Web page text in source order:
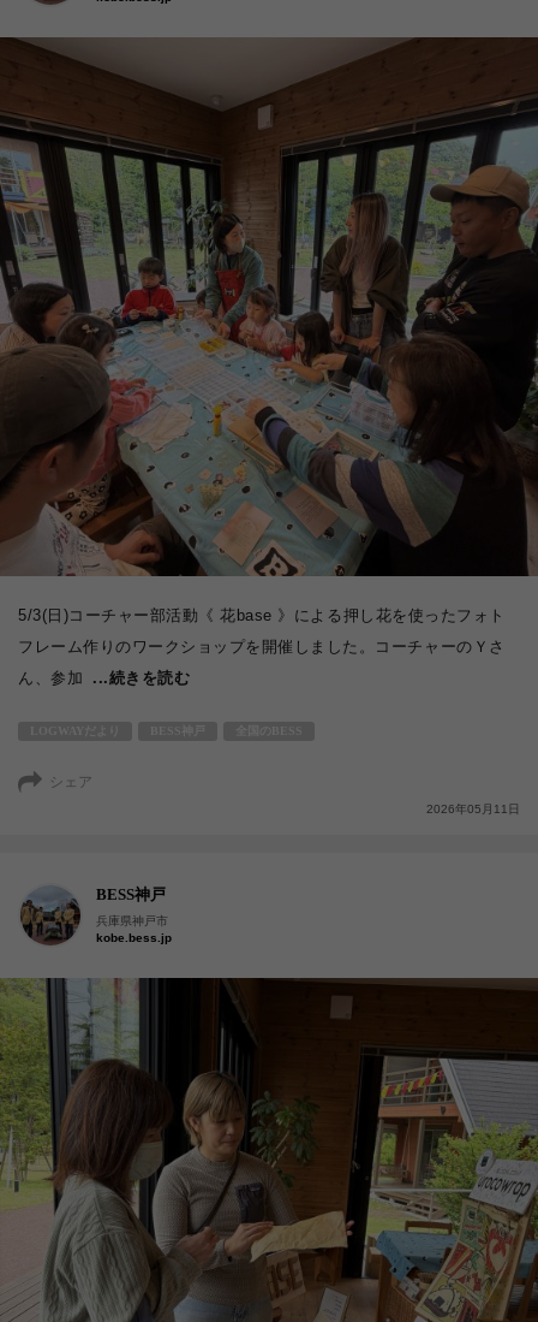
5/3(日)コーチャー部活動《 花base 》による押し花を使ったフォト
フレーム作りのワークショップを開催しました。コーチャーのＹさ
ん、参加
...続きを読む
シェア
2026年05月11日
BESS神戸
兵庫県神戸市
kobe.bess.jp